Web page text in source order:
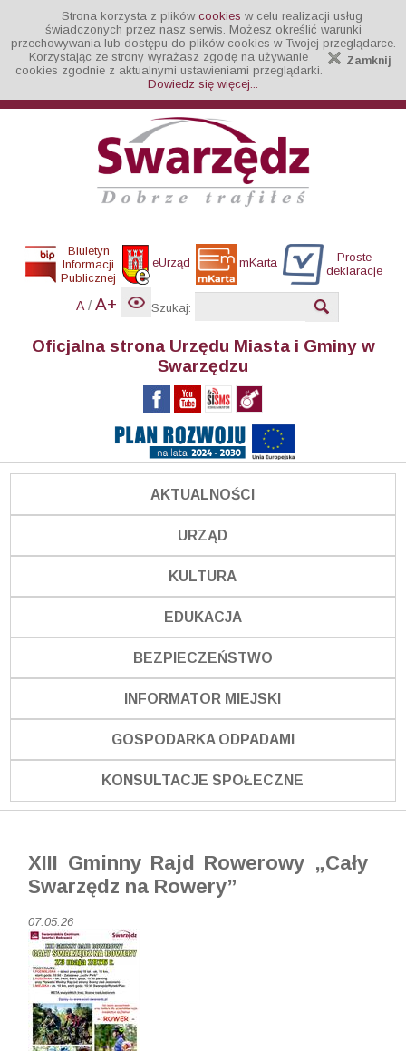
Strona korzysta z plików cookies w celu realizacji usług
świadczonych przez nasz serwis. Możesz określić warunki
przechowywania lub dostępu do plików cookies w Twojej przeglądarce.
Zamknij
Korzystając ze strony wyrażasz zgodę na używanie
cookies zgodnie z aktualnymi ustawieniami przeglądarki.
Dowiedz się więcej...
Biuletyn
Informacji
Publicznej
eUrząd mKarta
Proste
deklaracje
-A / A+ Szukaj:
Oficjalna strona Urzędu Miasta i Gminy w
Swarzędzu
AKTUALNOŚCI
URZĄD
KULTURA
EDUKACJA
BEZPIECZEŃSTWO
INFORMATOR MIEJSKI
GOSPODARKA ODPADAMI
KONSULTACJE SPOŁECZNE
XIII Gminny Rajd Rowerowy „Cały
Swarzędz na Rowery”
07.05.26